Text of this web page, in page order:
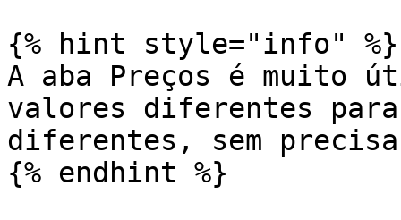
{% hint style="info" %}
A aba Preços é muito
valores diferentes para
diferentes, sem
{% endhint %}